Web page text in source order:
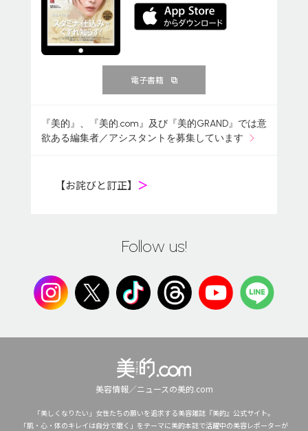
電子書籍
『美的』、『美的.com』及び『美的GRAND』では意
欲ある編集者／アシスタントを募集しています
【お詫びと訂正】 ＞
Follow us!
美容情報／ニュースの美的.com
「美しくなりたい」女性たちの願いを追求する美容雑誌『美的』公式サイト。
「肌・心・体のキレイは自分で磨く」をテーマに美的本誌で活躍中の美容レポーターが